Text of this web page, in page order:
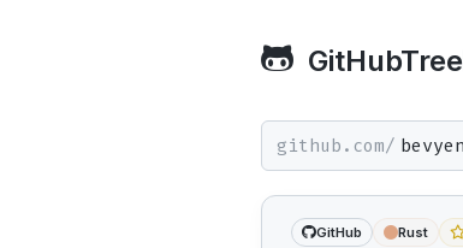
GitHubTree
github.com/
GitHub Rust